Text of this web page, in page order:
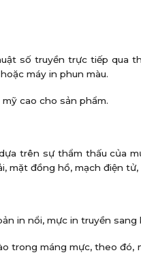
số truyền trực tiếp qua
máy in phun màu.
cao cho sản phẩm.
trên sự thẩm thấu của
mặt đồng hồ, mạch điện
in nổi, mực in truyền sang
trong máng mực, theo